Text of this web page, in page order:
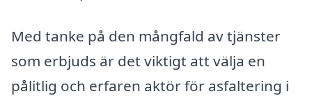
Med tanke på den mångfald av tjänster
som erbjuds är det viktigt att välja en
pålitlig och erfaren aktör för asfaltering i